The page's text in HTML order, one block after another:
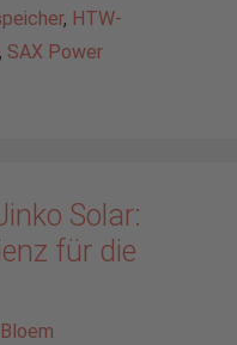
, HTW-
, SAX Power
Solar:
für die